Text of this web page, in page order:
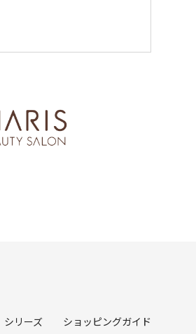
シリーズ ショッピングガイド